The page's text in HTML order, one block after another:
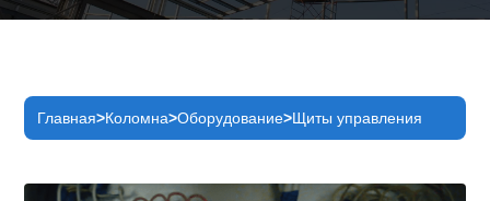
Главная Коломна Оборудование Щиты управления